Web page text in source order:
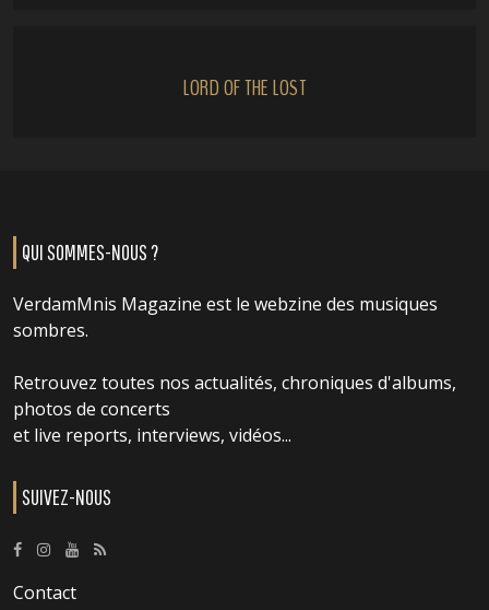
LORD OF THE LOST
QUI SOMMES-NOUS ?
VerdamMnis Magazine est le webzine des musiques
sombres.
Retrouvez toutes nos actualités, chroniques d'albums,
photos de concerts
et live reports, interviews, vidéos...
SUIVEZ-NOUS
Contact